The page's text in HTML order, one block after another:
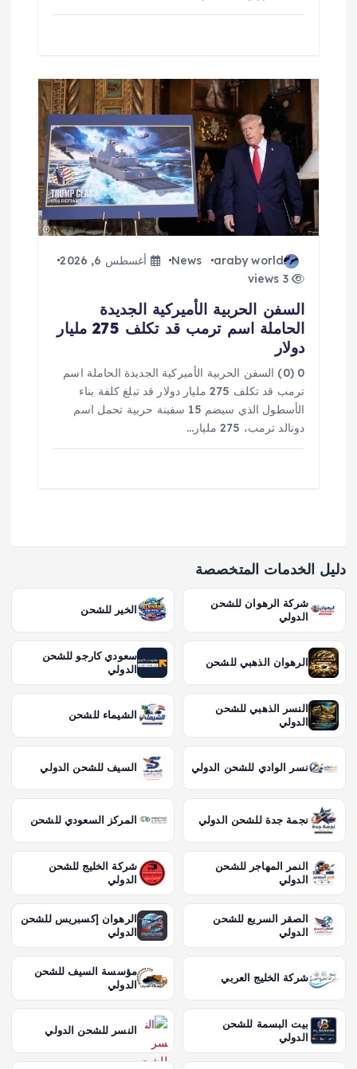
araby world
News
أغسطس 6, 2026
3 views
السفن الحربية الأميركية الجديدة
الحاملة اسم ترمب قد تكلف 275 مليار
دولار
0 (0) السفن الحربية الأميركية الجديدة الحاملة اسم
ترمب قد تكلف 275 مليار دولار قد تبلغ كلفة بناء
الأسطول الذي سيضم 15 سفينة حربية تحمل اسم
دونالد ترمب، 275 مليار…
دليل الخدمات المتخصصة
شركة الرهوان للشحن
الدولي
الخير للشحن
الرهوان الذهبي للشحن
سعودي كارجو للشحن
الدولي
النسر الذهبي للشحن
الدولي
الشيماء للشحن
نسر الوادي للشحن الدولي السيف للشحن الدولي
نجمة جدة للشحن الدولي المركز السعودي للشحن
النمر المهاجر للشحن
الدولي
شركة الخليج للشحن
الدولي
الصقر السريع للشحن
الدولي
الرهوان إكسبريس للشحن
الدولي
شركة الخليج العربي
مؤسسة السيف للشحن
الدولي
بيت البسمة للشحن
الدولي
النسر للشحن الدولي